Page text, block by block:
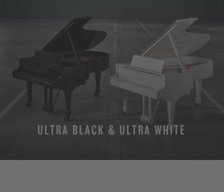
ULTRA BLACK & ULTRA WHITE